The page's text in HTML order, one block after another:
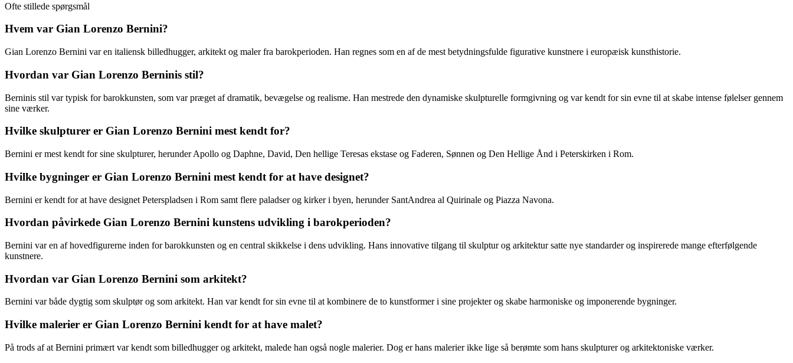
Ofte stillede spørgsmål
Hvem var Gian Lorenzo Bernini?
Gian Lorenzo Bernini var en italiensk billedhugger, arkitekt og maler fra barokperioden. Han regnes som en af de mest betydningsfulde figurative kunstnere i europæisk kunsthistorie.
Hvordan var Gian Lorenzo Berninis stil?
Berninis stil var typisk for barokkunsten, som var præget af dramatik, bevægelse og realisme. Han mestrede den dynamiske skulpturelle formgivning og var kendt for sin evne til at skabe intense følelser gennem
sine værker.
Hvilke skulpturer er Gian Lorenzo Bernini mest kendt for?
Bernini er mest kendt for sine skulpturer, herunder Apollo og Daphne, David, Den hellige Teresas ekstase og Faderen, Sønnen og Den Hellige Ånd i Peterskirken i Rom.
Hvilke bygninger er Gian Lorenzo Bernini mest kendt for at have designet?
Bernini er kendt for at have designet Peterspladsen i Rom samt flere paladser og kirker i byen, herunder SantAndrea al Quirinale og Piazza Navona.
Hvordan påvirkede Gian Lorenzo Bernini kunstens udvikling i barokperioden?
Bernini var en af hovedfigurerne inden for barokkunsten og en central skikkelse i dens udvikling. Hans innovative tilgang til skulptur og arkitektur satte nye standarder og inspirerede mange efterfølgende
kunstnere.
Hvordan var Gian Lorenzo Bernini som arkitekt?
Bernini var både dygtig som skulptør og som arkitekt. Han var kendt for sin evne til at kombinere de to kunstformer i sine projekter og skabe harmoniske og imponerende bygninger.
Hvilke malerier er Gian Lorenzo Bernini kendt for at have malet?
På trods af at Bernini primært var kendt som billedhugger og arkitekt, malede han også nogle malerier. Dog er hans malerier ikke lige så berømte som hans skulpturer og arkitektoniske værker.